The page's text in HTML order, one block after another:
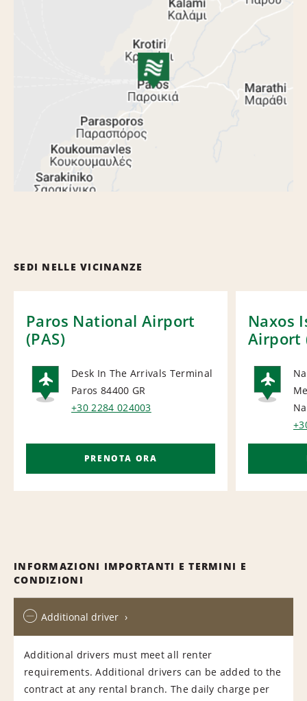
SEDI NELLE VICINANZE
Paros National Airport
(PAS)
AIRPORT
Desk In The Arrivals Terminal
Paros 84400 GR
+30 2284 024003
PRENOTA ORA
Naxos
Airport
INFORMAZIONI IMPORTANTI E TERMINI E
CONDIZIONI
Additional driver
Additional drivers must meet all renter
requirements. Additional drivers can be added to the
contract at any rental branch. The daily charge per